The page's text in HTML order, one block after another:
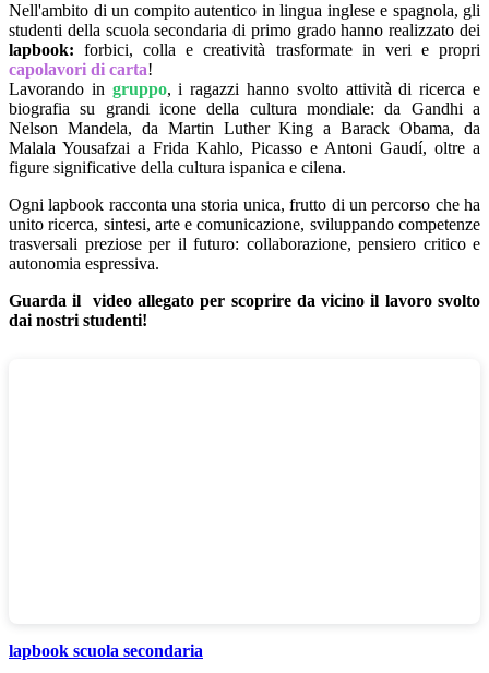
Nell'ambito di un compito autentico in lingua inglese e spagnola, gli
studenti della scuola secondaria di primo grado hanno realizzato dei
lapbook:forbici, colla e creatività trasformate in veri e propri
capolavori di carta!
Lavorando in gruppo, i ragazzi hanno svolto attività di ricerca e
biografia su grandi icone della cultura mondiale: da Gandhi a
Nelson Mandela, da Martin Luther King a Barack Obama, da
Malala Yousafzai a Frida Kahlo, Picasso e Antoni Gaudí, oltre a
figure significative della cultura ispanica e cilena.
Ogni lapbook racconta una storia unica, frutto di un percorso che ha
unito ricerca, sintesi, arte e comunicazione, sviluppando competenze
trasversali preziose per il futuro: collaborazione, pensiero critico e
autonomia espressiva.
Guarda il video allegato per scoprire da vicino il lavoro svolto
dai nostri studenti!
lapbook scuola secondaria